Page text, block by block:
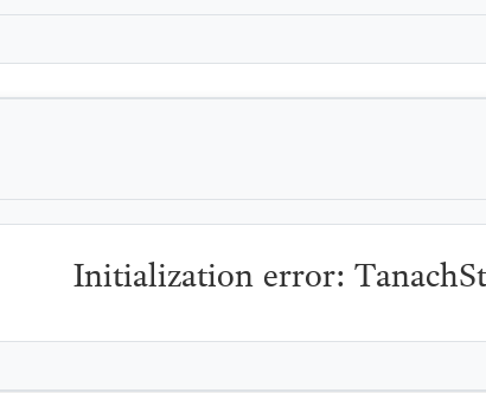
Initialization error: